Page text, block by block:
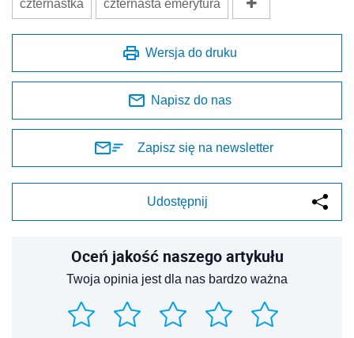
czternastka czternasta emerytura
Wersja do druku
Napisz do nas
Zapisz się na newsletter
Udostępnij
Oceń jakość naszego artykułu
Twoja opinia jest dla nas bardzo ważna